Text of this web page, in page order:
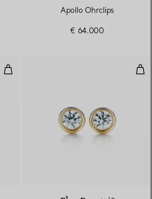
Apollo Ohrclips
€ 64.000
Loving Heart Ohrringe